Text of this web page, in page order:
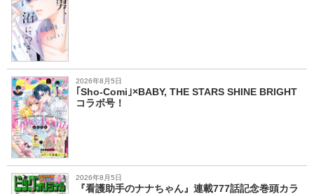
2026年8月5日
｢Sho-Comi｣×BABY, THE STARS SHINE BRIGHT
コラボ号！
2026年8月5日
『看護助手のナナちゃん』連載777話記念巻頭カラ